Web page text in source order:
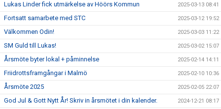
Lukas Linder fick utmärkelse av Höörs Kommun 2025-03-13 08:41
Fortsatt samarbete med STC 2025-03-12 19:52
Välkommen Odin! 2025-03-03 11:22
SM Guld till Lukas! 2025-03-02 15:07
Årsmöte byter lokal + påminnelse 2025-02-14 14:11
Friidrottsframgångar i Malmö 2025-02-10 10:36
Årsmöte 2025 2025-02-05 22:07
God Jul & Gott Nytt År! Skriv in årsmötet i din kalender. 2024-12-21 08:17